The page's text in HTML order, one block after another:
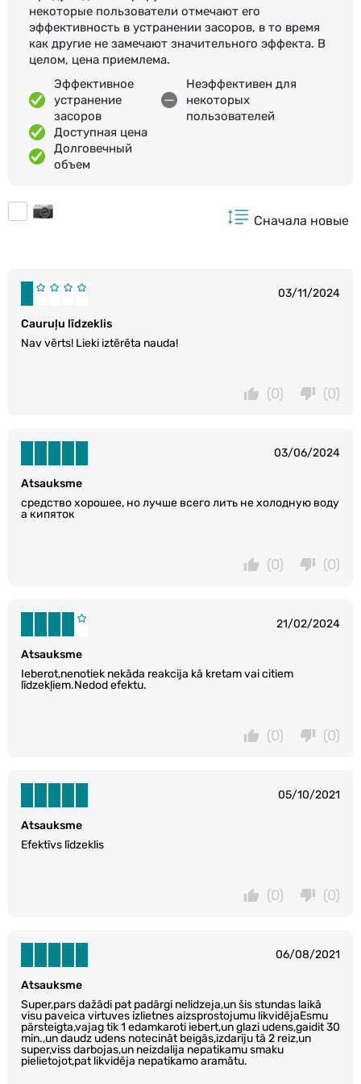
некоторые пользователи отмечают его
эффективность в устранении засоров, в то время
как другие не замечают значительного эффекта. В
целом, цена приемлема.
Эффективное
устранение
засоров
Доступная цена
Долговечный
объем
Неэффективен для
некоторых
пользователей
Сначала новые
03/11/2024
Cauruļu līdzeklis
Nav vērts! Lieki iztērēta nauda!
(0)
(0)
03/06/2024
Atsauksme
средство хорошее, но лучше всего лить не холодную воду
а кипяток
(0)
(0)
21/02/2024
Atsauksme
Ieberot,nenotiek nekāda reakcija kā kretam vai citiem
līdzekļiem.Nedod efektu.
(0)
(0)
05/10/2021
Atsauksme
Efektīvs līdzeklis
(0)
(0)
06/08/2021
Atsauksme
Super,pars dažādi pat padārgi nelidzeja,un šis stundas laikā
visu paveica virtuves izlietnes aizsprostojumu likvidējaEsmu
pārsteigta,vajag tik 1 edamkaroti iebert,un glazi udens,gaidit 30
min.,un daudz udens notecināt beigās,izdariju tā 2 reiz,un
super,viss darbojas,un neizdalija nepatikamu smaku
pielietojot,pat likvidēja nepatikamo aramātu.